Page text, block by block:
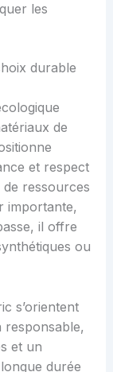
les
durable
de
et respect
de ressources
importante,
il offre
ou
s’orientent
et un
durée